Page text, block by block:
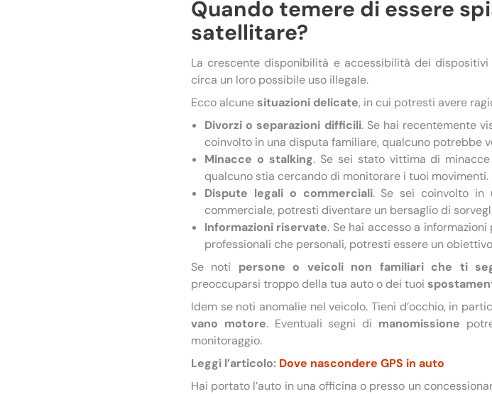
Quando temere di essere
satellitare?
La crescente disponibilità e accessibilità dei
circa un loro possibile uso illegale.
Ecco alcune situazioni delicate, in cui potresti avere
Divorzi o separazioni difficili. Se hai recentemente
coinvolto in una disputa familiare, qualcuno potrebbe
Minacce o stalking. Se sei stato vittima di
qualcuno stia cercando di monitorare i tuoi movimenti.
Dispute legali o commerciali. Se sei coinvolto in
commerciale, potresti diventare un bersaglio di
Informazioni riservate. Se hai accesso a
professionali che personali, potresti essere un
Se noti persone o veicoli non familiari che ti
preoccuparsi troppo della tua auto o dei tuoi
Idem se noti anomalie nel veicolo. Tieni d’occhio, in
vano motore. Eventuali segni di manomissione
monitoraggio.
Leggi l’articolo: Dove nascondere GPS in auto
Hai portato l’auto in una officina o presso un